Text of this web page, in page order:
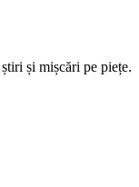
și mișcări pe piețe.